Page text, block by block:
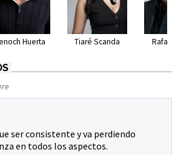
Huerta Tiaré Scanda
ser consistente y va perdiendo
en todos los aspectos.